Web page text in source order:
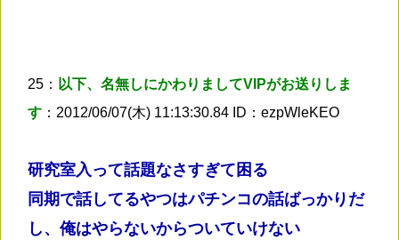
25： 以下、名無しにかわりましてVIPがお送りしま
す ：2012/06/07(木) 11:13:30.84 ID：ezpWleKEO
研究室入って話題なさすぎて困る
同期で話してるやつはパチンコの話ばっかりだ
し、俺はやらないからついていけない